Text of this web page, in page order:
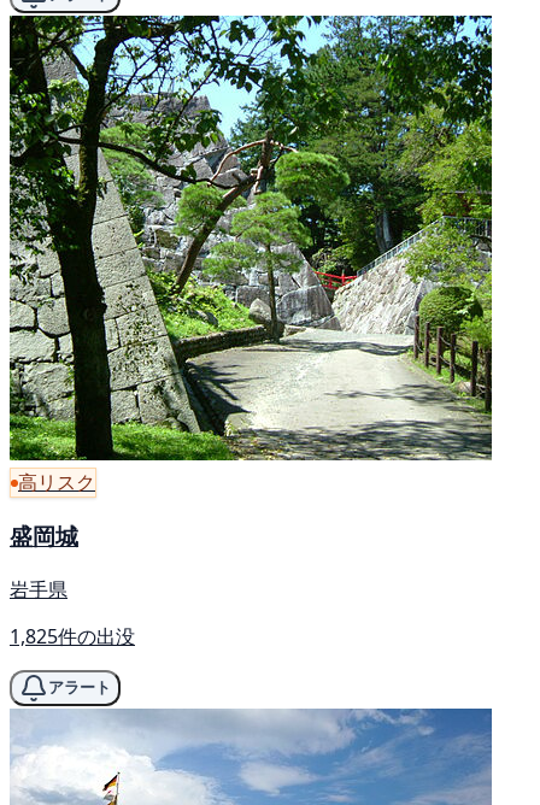
高リスク
盛岡城
岩手県
1,825件の出没
アラート